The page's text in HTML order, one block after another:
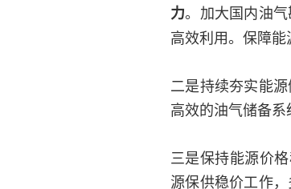
力。加大国内油
高效利用。保障能
二是持续夯实能
高效的油气储备系
三是保持能源价
源保供稳价工作